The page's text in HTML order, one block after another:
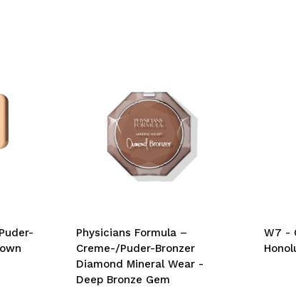
Physicians Formula –
Creme-/Puder-Bronzer
Diamond Mineral Wear -
Deep Bronze Gem
W7 -